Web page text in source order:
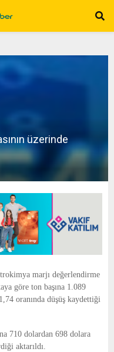
üzerinde
marjı değerlendirme
göre ton başına 1.089
oranında düşüş kaydettiği
710 dolardan 698 dolara
aktarıldı.